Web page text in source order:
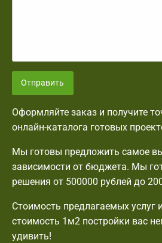
Отправить
Оформляйте заказ и получите
онлайн-каталога готовых
Мы готовы предложить самое
зависимости от бюджета. Мы
решения от 500000 рублей до
Стоимость предлагаемых услуг
стоимость 1м2 постройки вас
удивить!